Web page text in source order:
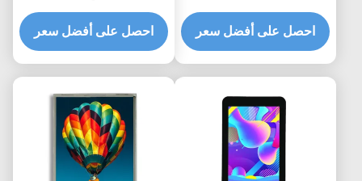
TFT شاشة لمسة
احصل على أفضل سعر
شاشة LCD مع لمسة سعة
احصل على أفضل سعر